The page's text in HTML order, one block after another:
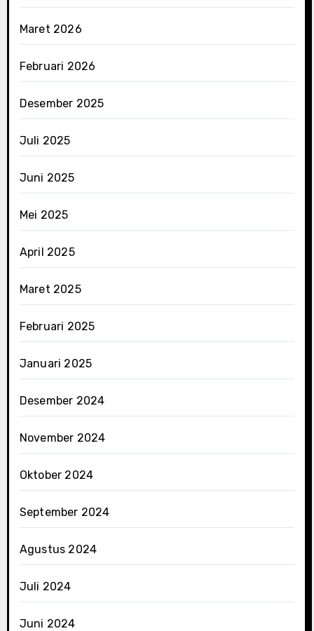
Maret 2026
Februari 2026
Desember 2025
Juli 2025
Juni 2025
Mei 2025
April 2025
Maret 2025
Februari 2025
Januari 2025
Desember 2024
November 2024
Oktober 2024
September 2024
Agustus 2024
Juli 2024
Juni 2024